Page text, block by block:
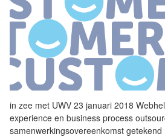
in zee met UWV 23 januari 2018
experience en business process
samenwerkingsovereenkomst